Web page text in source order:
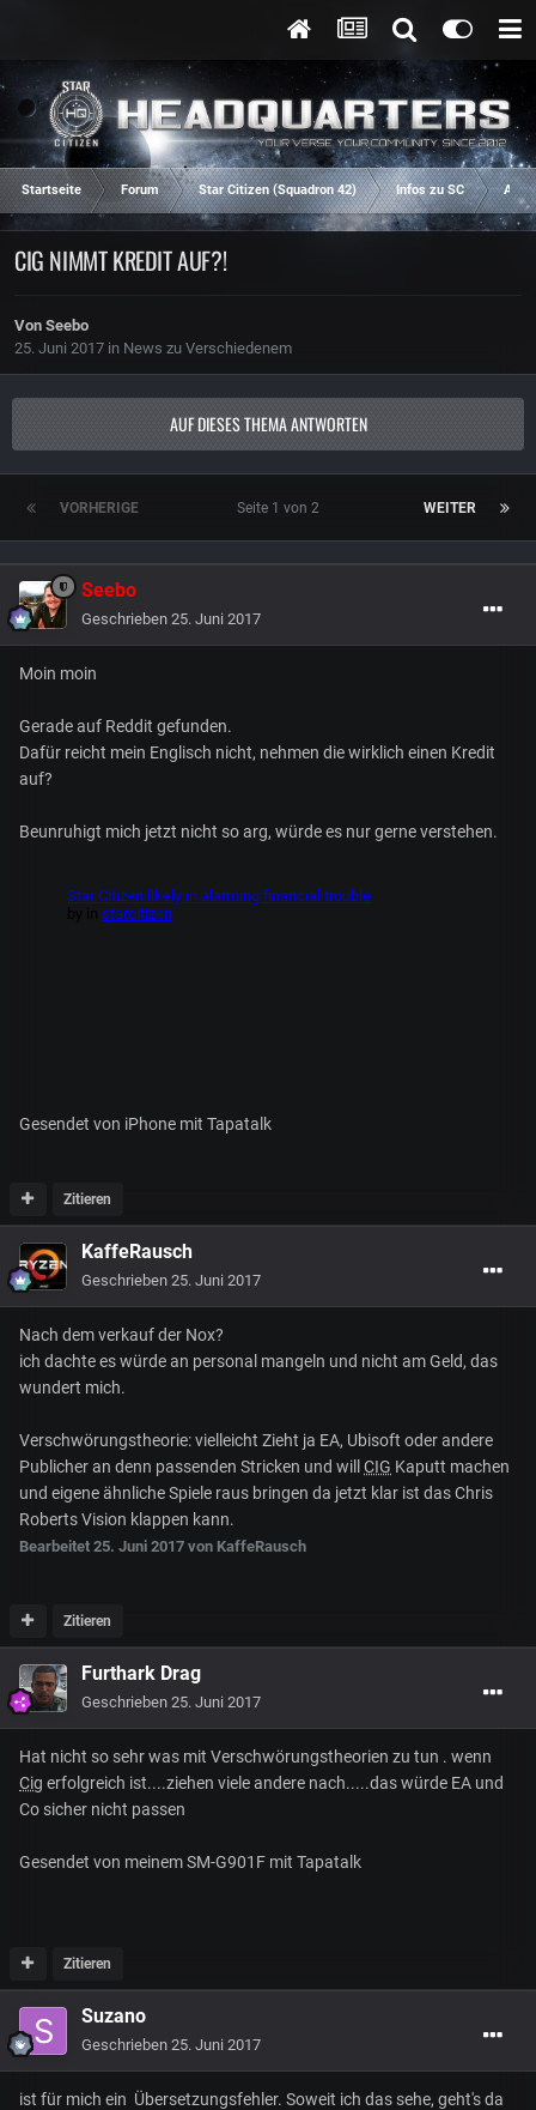
Startseite Forum Star Citizen (Squadron 42) Infos zu SC
CIG NIMMT KREDIT AUF?!
Von Seebo
25. Juni 2017 in News zu Verschiedenem
AUF DIESES THEMA ANTWORTEN
VORHERIGE WEITER
Seite 1 von 2
Seebo
Geschrieben 25. Juni 2017
Moin moin
Gerade auf Reddit gefunden.
Dafür reicht mein Englisch nicht, nehmen die wirklich einen Kredit
auf?
Beunruhigt mich jetzt nicht so arg, würde es nur gerne verstehen.
Gesendet von iPhone mit Tapatalk
Zitieren
KaffeRausch
Geschrieben 25. Juni 2017
Nach dem verkauf der Nox?
ich dachte es würde an personal mangeln und nicht am Geld, das
wundert mich.
Verschwörungstheorie: vielleicht Zieht ja EA, Ubisoft oder andere
Publicher an denn passenden Stricken und willCIG Kaputt machen
und eigene ähnliche Spiele raus bringen da jetzt klar ist das Chris
Roberts Vision klappen kann.
Bearbeitet 25. Juni 2017 von KaffeRausch
Zitieren
Furthark Drag
Geschrieben 25. Juni 2017
Hat nicht so sehr was mit Verschwörungstheorien zu tun . wenn
Cig erfolgreich ist....ziehen viele andere nach.....das würde EA und
Co sicher nicht passen
Gesendet von meinem SM-G901F mit Tapatalk
Zitieren
Suzano
Geschrieben 25. Juni 2017
ist für mich ein Übersetzungsfehler. Soweit ich das sehe, geht's da